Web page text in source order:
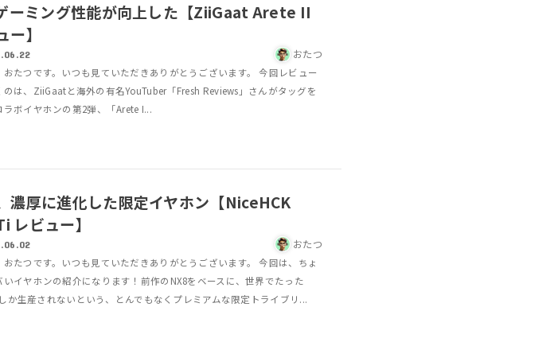
ーミング性能が向上した【ZiiGaat Arete II
ー】
おたつ
おたつです。いつも見ていただきありがとうございます。 今回レビュー
のは、ZiiGaatと海外の有名YouTuber「Fresh Reviews」さんがタッグを
ラボイヤホンの第2弾、「Arete I...
濃厚に進化した限定イヤホン【NiceHCK
レビュー】
おたつ
おたつです。いつも見ていただきありがとうございます。 今回は、ちょ
いイヤホンの紹介になります！前作のNX8をベースに、世界でたった
か生産されないという、とんでもなくプレミアムな限定トライブリ...